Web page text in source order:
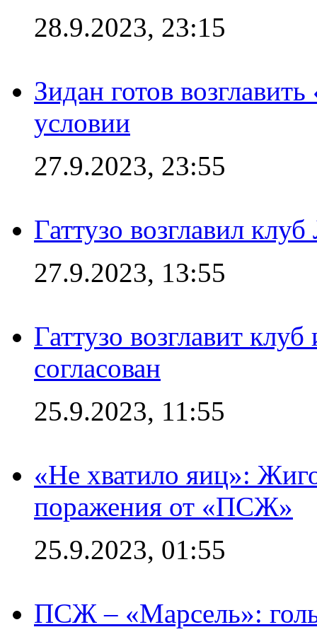
28.9.2023, 23:15
Зидан готов
условии
27.9.2023, 23:55
Гаттузо возглавил
27.9.2023, 13:55
Гаттузо возглавит
согласован
25.9.2023, 11:55
«Не хватило яиц»:
поражения от «ПСЖ»
25.9.2023, 01:55
ПСЖ – «Марсель»: